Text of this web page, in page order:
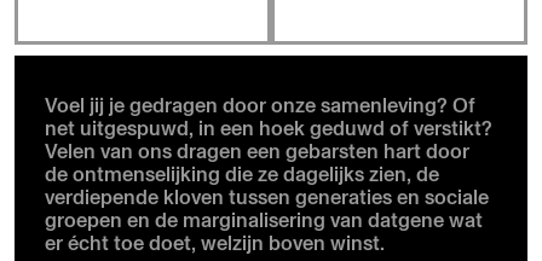
Voel jij je gedragen door onze samenleving? Of
net uitgespuwd, in een hoek geduwd of verstikt?
Velen van ons dragen een gebarsten hart door
de ontmenselijking die ze dagelijks zien, de
verdiepende kloven tussen generaties en sociale
groepen en de marginalisering van datgene wat
er écht toe doet, welzijn boven winst.